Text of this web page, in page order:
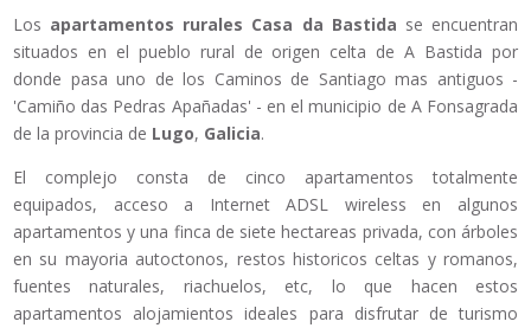
Los apartamentos rurales Casa da Bastida se encuentran
situados en el pueblo rural de origen celta de A Bastida por
donde pasa uno de los Caminos de Santiago mas antiguos -
'Camiño das Pedras Apañadas' - en el municipio de A Fonsagrada
de la provincia de Lugo, Galicia.
El complejo consta de cinco apartamentos totalmente
equipados, acceso a Internet ADSL wireless en algunos
apartamentos y una finca de siete hectareas privada, con árboles
en su mayoria autoctonos, restos historicos celtas y romanos,
fuentes naturales, riachuelos, etc, lo que hacen estos
apartamentos alojamientos ideales para disfrutar de turismo